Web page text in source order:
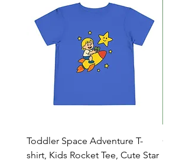
Toddler Space Adventure T-
shirt, Kids Rocket Tee, Cute Star